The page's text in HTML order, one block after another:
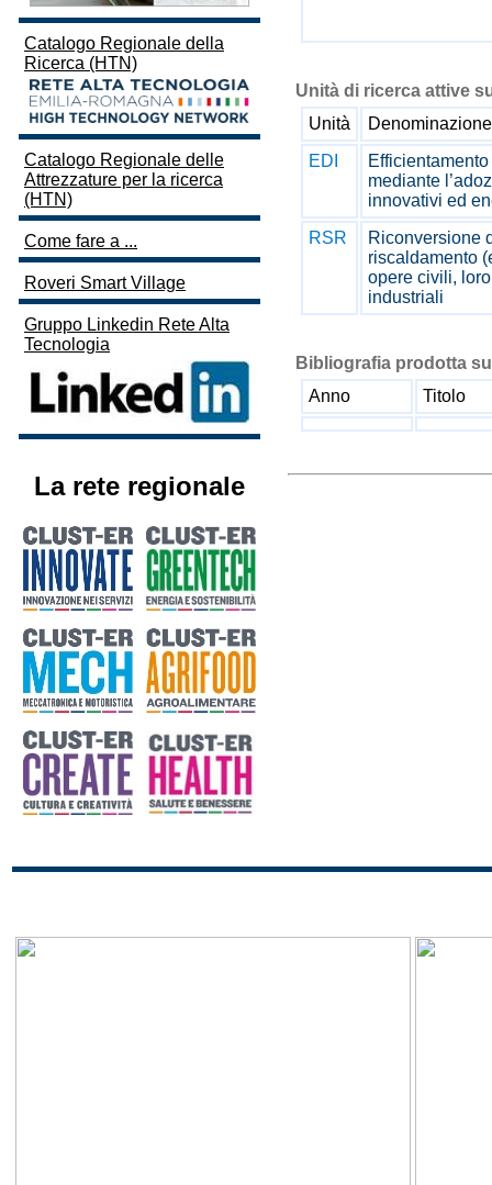
Catalogo Regionale della
Ricerca (HTN)
Catalogo Regionale delle
Attrezzature per la ricerca
(HTN)
Come fare a ...
Roveri Smart Village
Gruppo Linkedin Rete Alta
Tecnologia
La rete regionale
Unità di ricerca attive
Unità
EDI
mediante
innovativi ed
RSR
Riconversione
riscaldamento
opere civili,
industriali
Bibliografia prodotta
Anno
Titolo